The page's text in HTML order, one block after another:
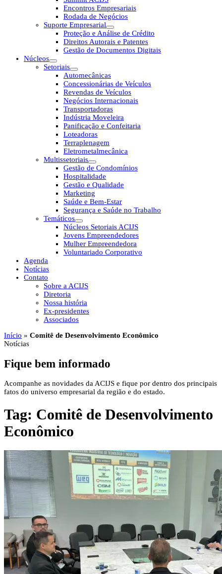
Encontros Empresariais
Rodada de Negócios
Suporte Empresarial
Proteção e Análise de Crédito
Direitos Autorais e Patentes
Gestão de Documentos Digitais
Núcleos
Setoriais
Automecânicas
Concessionárias de Veículos
Revendas de Veículos
Negócios Internacionais
Transportadoras
Indústria Moveleira
Panificação e Confeitaria
Loteadoras
Terraplenagem
Eletrometalmecânica
Multissetoriais
Gestão de Condomínios
Hospitalidade
Gestão e Qualidade
Marketing
Saúde e Bem-Estar
Segurança e Saúde no Trabalho
Temáticos
Núcleos Setoriais ACIJS
Jovens Empreendedores
Mulher Empreendedora
Voluntariado Corporativo
Agenda
Notícias
Contato
Sobre a ACIJS
Diretoria
Nossa história
Ex-presidentes
Associados
Início » Comitê de Desenvolvimento Econômico
Notícias
Fique bem informado
Acompanhe as novidades da ACIJS e fique por dentro dos principais
fatos do universo empresarial da região e do estado.
Tag: Comitê de Desenvolvimento
Econômico